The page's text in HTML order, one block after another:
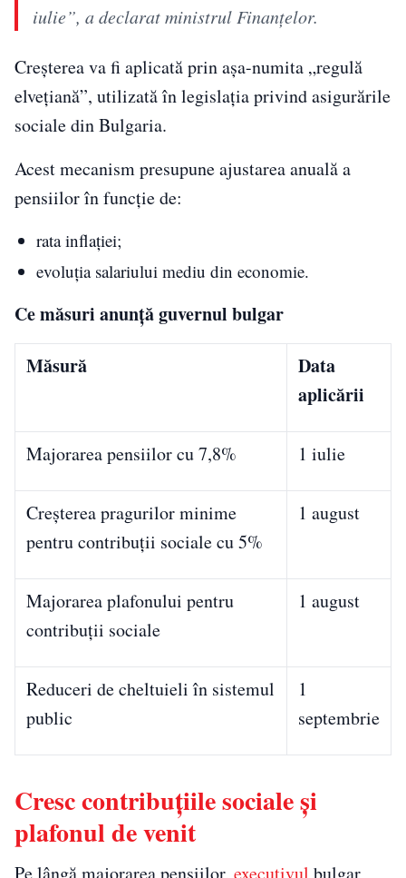
iulie”, a declarat ministrul Finanțelor.
Creșterea va fi aplicată prin așa-numita „regulă
elvețiană”, utilizată în legislația privind asigurările
sociale din Bulgaria.
Acest mecanism presupune ajustarea anuală a
pensiilor în funcție de:
rata inflației;
evoluția salariului mediu din economie.
Ce măsuri anunță guvernul bulgar
Măsură
Data
aplicării
Majorarea pensiilor cu 7,8% 1 iulie
Creșterea pragurilor minime
pentru contribuții sociale cu 5%
1 august
Majorarea plafonului pentru
contribuții sociale
1 august
Reduceri de cheltuieli în sistemul
public
1
septembrie
Cresc contribuțiile sociale și
plafonul de venit
Pe lângă majorarea pensiilor, executivul bulgar